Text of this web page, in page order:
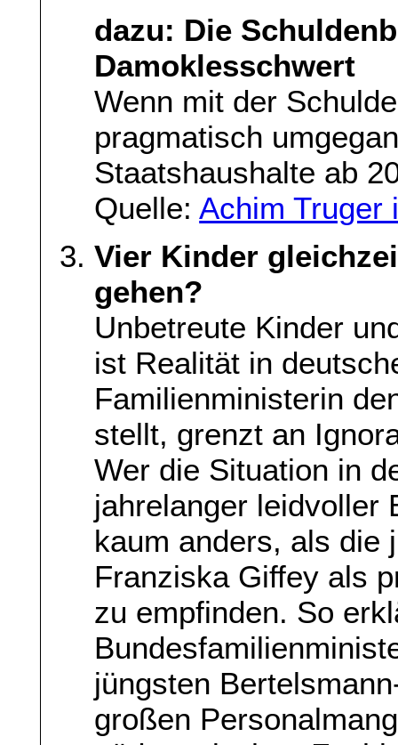
dazu: Die
Damoklesschwert
Wenn mit der
pragmatisch
Staatshaushalte ab
Quelle:Achim Truger
Vier Kinder
gehen?
Unbetreute Kinder
ist Realität in
Familienministerin
stellt, grenzt an
Wer die Situation in
jahrelanger leidvoller
kaum anders, als die
Franziska Giffey als
zu empfinden. So
jüngsten
großen